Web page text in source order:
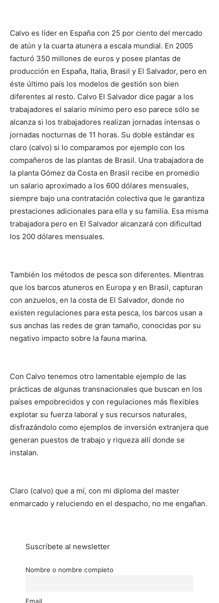
Calvo es líder en España con 25 por ciento del mercado
de atún y la cuarta atunera a escala mundial. En 2005
facturó 350 millones de euros y posee plantas de
producción en España, Italia, Brasil y El Salvador, pero en
éste último país los modelos de gestión son bien
diferentes al resto. Calvo El Salvador dice pagar a los
trabajadores el salario mínimo pero eso parece sólo se
alcanza si los trabajadores realizan jornadas intensas o
jornadas nocturnas de 11 horas. Su doble estándar es
claro (calvo) si lo comparamos por ejemplo con los
compañeros de las plantas de Brasil. Una trabajadora de
la planta Gómez da Costa en Brasil recibe en promedio
un salario aproximado a los 600 dólares mensuales,
siempre bajo una contratación colectiva que le garantiza
prestaciones adicionales para ella y su familia. Esa misma
trabajadora pero en El Salvador alcanzará con dificultad
los 200 dólares mensuales.
También los métodos de pesca son diferentes. Mientras
que los barcos atuneros en Europa y en Brasil, capturan
con anzuelos, en la costa de El Salvador, donde no
existen regulaciones para esta pesca, los barcos usan a
sus anchas las redes de gran tamaño, conocidas por su
negativo impacto sobre la fauna marina.
Con Calvo tenemos otro lamentable ejemplo de las
prácticas de algunas transnacionales que buscan en los
países empobrecidos y con regulaciones más flexibles
explotar su fuerza laboral y sus recursos naturales,
disfrazándolo como ejemplos de inversión extranjera que
generan puestos de trabajo y riqueza allí donde se
instalan.
Claro (calvo) que a mí, con mi diploma del master
enmarcado y reluciendo en el despacho, no me engañan.
Suscríbete al newsletter
Nombre o nombre completo
Email